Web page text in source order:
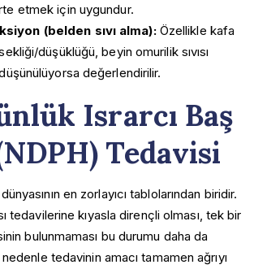
etmek için uygundur.
(belden sıvı alma):Özellikle kafa
düşüklüğü, beyin omurilik sıvısı
değerlendirilir.
Israrcı Baş
Tedavisi
en zorlayıcı tablolarından biridir.
tedavilerine kıyasla dirençli olması, tek bir
bulunmaması bu durumu daha da
nedenle tedavinin amacı tamamen ağrıyı